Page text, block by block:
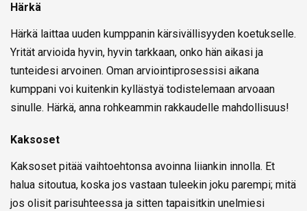
Härkä
Härkä laittaa uuden kumppanin kärsivällisyyden koetukselle.
Yrität arvioida hyvin, hyvin tarkkaan, onko hän aikasi ja
tunteidesi arvoinen. Oman arviointiprosessisi aikana
kumppani voi kuitenkin kyllästyä todistelemaan arvoaan
sinulle. Härkä, anna rohkeammin rakkaudelle mahdollisuus!
Kaksoset
Kaksoset pitää vaihtoehtonsa avoinna liiankin innolla. Et
halua sitoutua, koska jos vastaan tuleekin joku parempi; mitä
jos olisit parisuhteessa ja sitten tapaisitkin unelmiesi